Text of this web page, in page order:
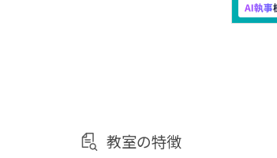
教室の特徴